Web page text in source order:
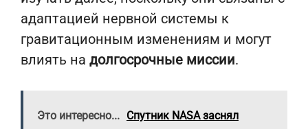
адаптацией нервной системы к
гравитационным изменениям и могут
влиять на долгосрочные миссии.
Это интересно... Спутник NASA заснял